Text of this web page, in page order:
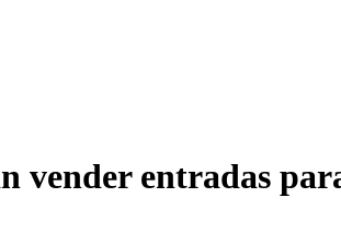
vender entradas